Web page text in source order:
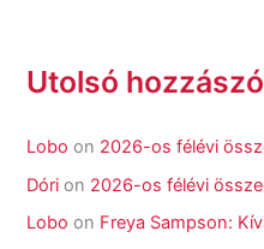
Utolsó
Lobo on 2026-os félévi
Dóri on 2026-os félévi
Lobo on Freya Sampson: